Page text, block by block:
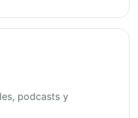
podcasts y